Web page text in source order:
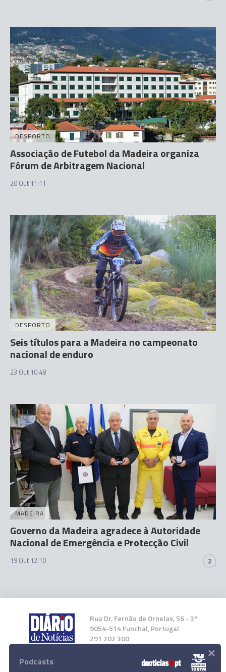
DESPORTO
Associação de Futebol da Madeira organiza
Fórum de Arbitragem Nacional
20 Out 11:11
DESPORTO
Seis títulos para a Madeira no campeonato
nacional de enduro
23 Out 10:48
MADEIRA
Governo da Madeira agradece à Autoridade
Nacional de Emergência e Protecção Civil
19 Out 12:10 2
Rua Dr. Fernão de Ornelas, 56 - 3º
9054-514 Funchal, Portugal
291 202 300
Instale a nossa App
Podcasts ×